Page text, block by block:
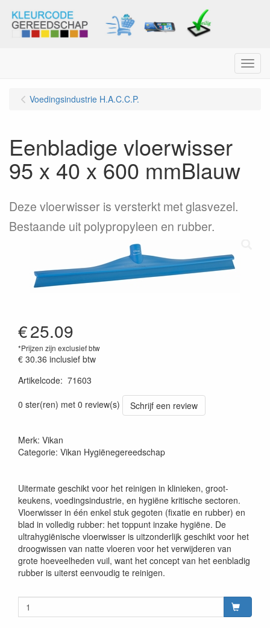
Menu
Voedingsindustrie H.A.C.C.P.
Eenbladige vloerwisser
95 x 40 x 600 mmBlauw
Deze vloerwisser is versterkt met glasvezel.
Bestaande uit polypropyleen en rubber.
€25.09
*Prijzen zijn exclusief btw
€ 30.36 inclusief btw
Artikelcode: 71603
0 ster(ren) met 0 review(s)
Schrijf een review
Merk: Vikan
Categorie: Vikan Hygiënegereedschap
Uitermate geschikt voor het reinigen in klinieken, groot-
keukens, voedingsindustrie, en hygiëne kritische sectoren.
Vloerwisser in één enkel stuk gegoten (fixatie en rubber) en
blad in volledig rubber: het toppunt inzake hygiëne. De
ultrahygiënische vloerwisser is uitzonderlijk geschikt voor het
droogwissen van natte vloeren voor het verwijderen van
grote hoeveelheden vuil, want het concept van het eenbladig
rubber is uiterst eenvoudig te reinigen.